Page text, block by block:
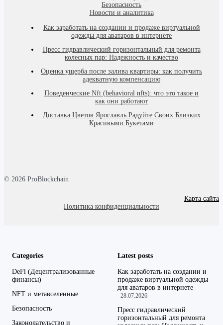
Безопасность
Новости и аналитика
Как заработать на создании и продаже виртуальной
одежды для аватаров в интернете
Пресс гидравлический горизонтальный для ремонта
колесных пар: Надежность и качество
Оценка ущерба после залива квартиры: как получить
адекватную компенсацию
Поведенческие Nft (behavioral nfts): что это такое и
как они работают
Доставка Цветов Ярославль Радуйте Своих Близких
Красивыми Букетами
© 2026 ProBlockchain
Карта сайта
Политика конфиденциальности
Categories
DeFi (Децентрализованные
финансы)
NFT и метавселенные
Безопасность
Законодательство и
Latest posts
Как заработать на создании и
продаже виртуальной одежды
для аватаров в интернете
28.07.2026
Пресс гидравлический
горизонтальный для ремонта